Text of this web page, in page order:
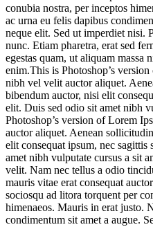
conubia nostra, per inceptos
ac urna eu felis dapibus
neque elit. Sed ut imperdiet nisi.
nunc. Etiam pharetra, erat sed
egestas quam, ut aliquam massa
enim.This is Photoshop’s
nibh vel velit auctor aliquet.
bibendum auctor, nisi elit
elit. Duis sed odio sit amet nibh
Photoshop’s version of Lorem
auctor aliquet. Aenean
elit consequat ipsum, nec
amet nibh vulputate cursus a sit
velit. Nam nec tellus a odio
mauris vitae erat consequat
sociosqu ad litora torquent per
himenaeos. Mauris in erat justo.
condimentum sit amet a augue.